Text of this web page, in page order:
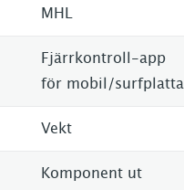
MHL
Fjärrkontroll-app
för mobil/surfplatta
Vekt
Komponent ut